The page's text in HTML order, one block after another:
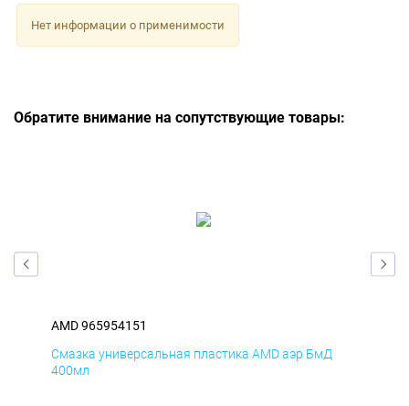
Нет информации о применимости
Обратите внимание на сопутствующие товары:
AMD 965954151
Смазка универсальная пластика AMD аэр БмД
400мл